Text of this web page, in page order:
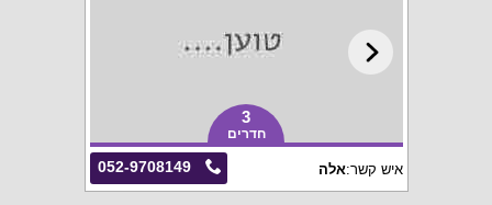
3
חדרים
052-9708149 איש קשר:אלה